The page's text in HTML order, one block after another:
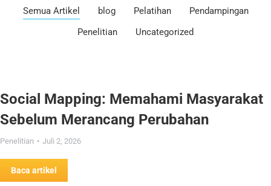
Semua Artikel blog Pelatihan
Pendampingan
Penelitian
Uncategorized
Social Mapping: Memahami Masyarakat
Sebelum Merancang Perubahan
Penelitian Juli 2, 2026
Baca artikel